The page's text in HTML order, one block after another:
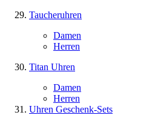
Taucheruhren
Damen
Herren
Titan Uhren
Damen
Herren
Uhren Geschenk-Sets